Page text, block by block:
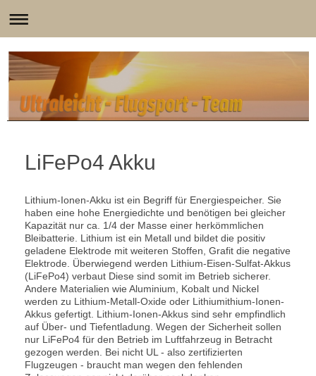
LiFePo4 Akku
Lithium-Ionen-Akku ist ein Begriff für Energiespeicher. Sie
haben eine hohe Energiedichte und benötigen bei gleicher
Kapazität nur ca. 1/4 der Masse einer herkömmlichen
Bleibatterie. Lithium ist ein Metall und bildet die positiv
geladene Elektrode mit weiteren Stoffen, Grafit die negative
Elektrode. Überwiegend werden Lithium-Eisen-Sulfat-Akkus
(LiFePo4) verbaut Diese sind somit im Betrieb sicherer.
Andere Materialien wie Aluminium, Kobalt und Nickel
werden zu Lithium-Metall-Oxide oder Lithiumithium-Ionen-
Akkus gefertigt. Lithium-Ionen-Akkus sind sehr empfindlich
auf Über- und Tiefentladung. Wegen der Sicherheit sollen
nur LiFePo4 für den Betrieb im Luftfahrzeug in Betracht
gezogen werden. Bei nicht UL - also zertifizierten
Flugzeugen - braucht man wegen den fehlenden